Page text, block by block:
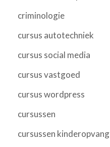
criminologie
cursus autotechniek
cursus social media
cursus vastgoed
cursus wordpress
cursussen
cursussen kinderopvang